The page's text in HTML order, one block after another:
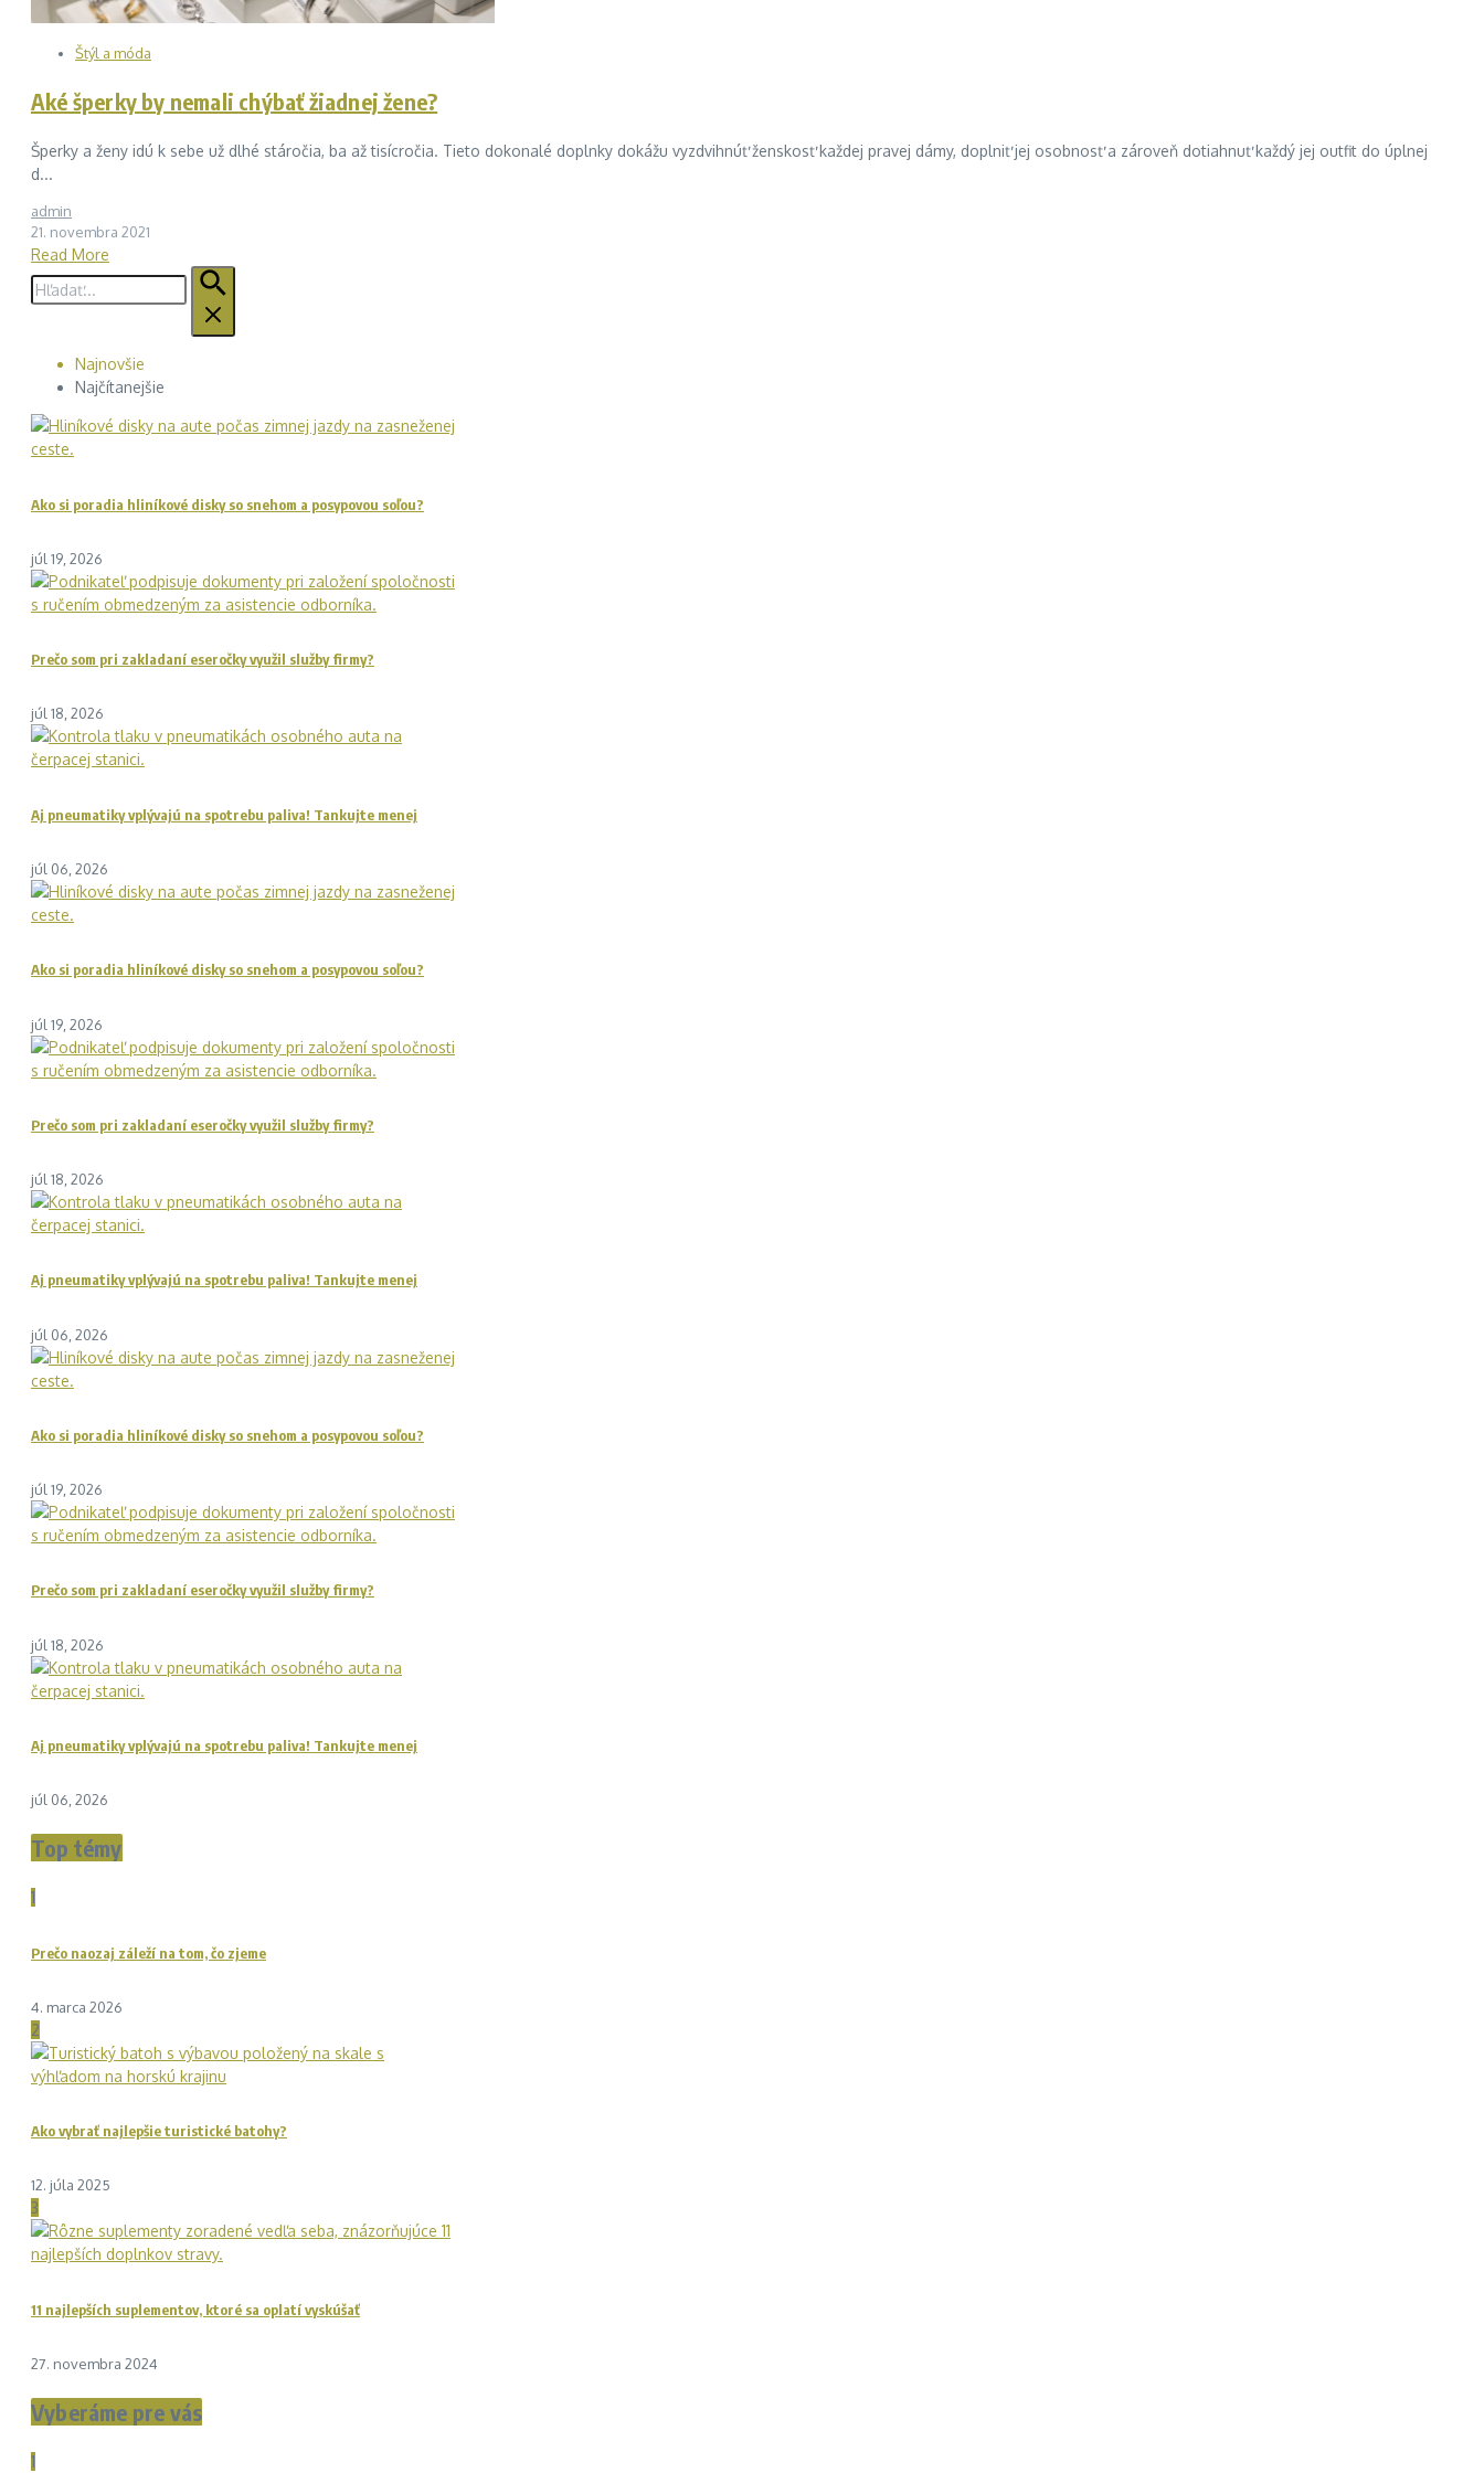
Štýl a móda
Aké šperky by nemali chýbať žiadnej žene?
Šperky a ženy idú k sebe už dlhé stáročia, ba až tisícročia. Tieto dokonalé doplnky dokážu vyzdvihnúť ženskosť každej pravej dámy, doplniť jej osobnosť a zároveň dotiahnuť každý jej outfit do úplnej
d...
admin
21. novembra 2021
Read More
Hľadať:
Najnovšie
Najčítanejšie
Ako si poradia hliníkové disky so snehom a posypovou soľou?
júl 19, 2026
Prečo som pri zakladaní eseročky využil služby firmy?
júl 18, 2026
Aj pneumatiky vplývajú na spotrebu paliva! Tankujte menej
júl 06, 2026
Ako si poradia hliníkové disky so snehom a posypovou soľou?
júl 19, 2026
Prečo som pri zakladaní eseročky využil služby firmy?
júl 18, 2026
Aj pneumatiky vplývajú na spotrebu paliva! Tankujte menej
júl 06, 2026
Ako si poradia hliníkové disky so snehom a posypovou soľou?
júl 19, 2026
Prečo som pri zakladaní eseročky využil služby firmy?
júl 18, 2026
Aj pneumatiky vplývajú na spotrebu paliva! Tankujte menej
júl 06, 2026
Top témy
1
Prečo naozaj záleží na tom, čo zjeme
4. marca 2026
2
Ako vybrať najlepšie turistické batohy?
12. júla 2025
3
11 najlepších suplementov, ktoré sa oplatí vyskúšať
27. novembra 2024
Vyberáme pre vás
1